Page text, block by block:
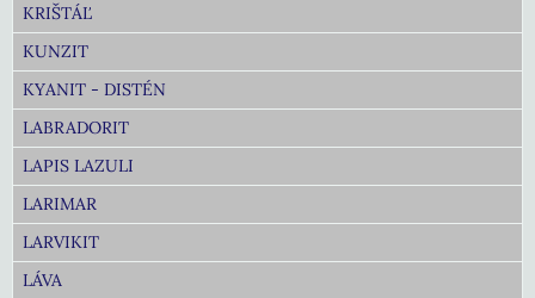
KRIŠTÁĽ
KUNZIT
KYANIT - DISTÉN
LABRADORIT
LAPIS LAZULI
LARIMAR
LARVIKIT
LÁVA